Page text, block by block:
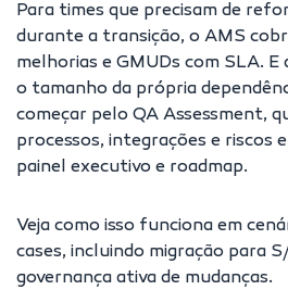
Para times que precisam de
durante a transição, o AMS
melhorias e GMUDs com SLA. E
o tamanho da própria
começar pelo QA Assessment,
processos, integrações e riscos
painel executivo e roadmap.
Veja como isso funciona em
cases, incluindo migração para
governança ativa de mudanças.